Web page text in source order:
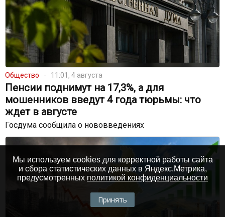
Общество 11:01, 4 августа
Пенсии поднимут на 17,3%, а для
мошенников введут 4 года тюрьмы: что
ждет в августе
Госдума сообщила о нововведениях
Мы используем cookies для корректной работы сайта
и сбора статистических данных в Яндекс.Метрика,
предусмотренных политикой конфиденциальности
Принять